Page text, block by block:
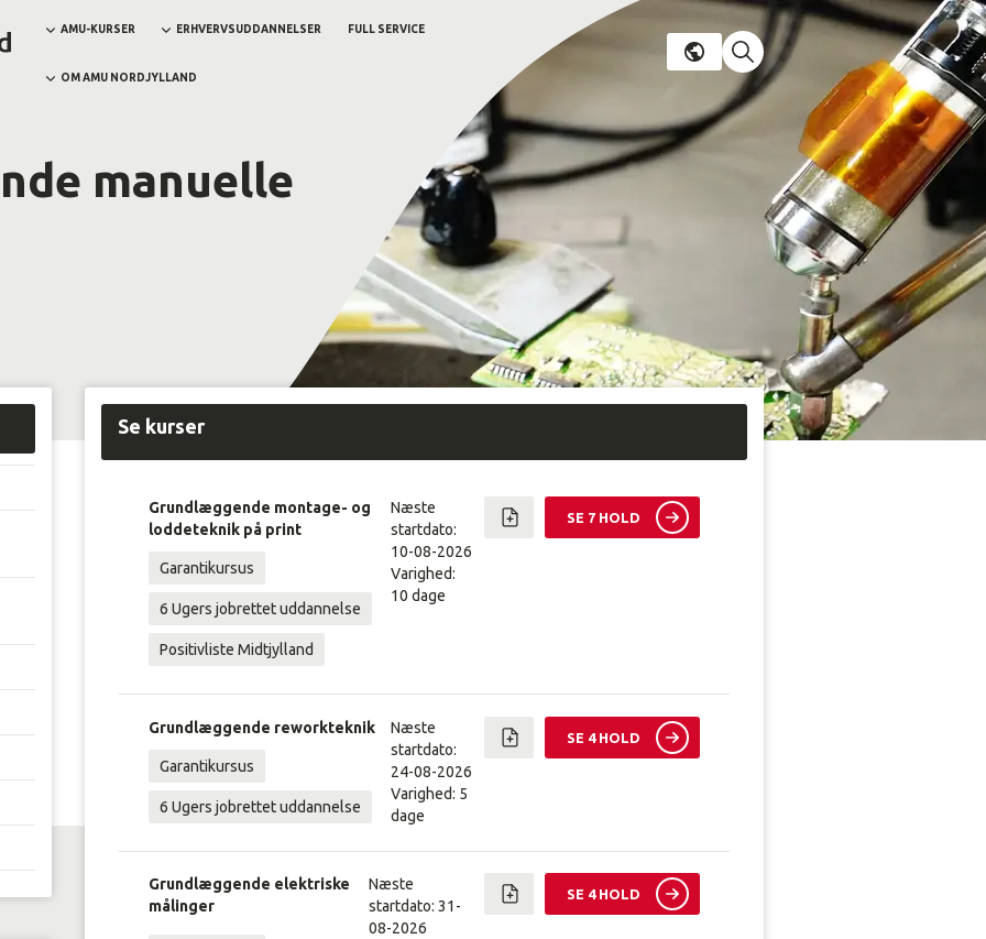
AMU-KURSER ERHVERVSUDDANNELSER FULL SERVICE
OM AMU NORDJYLLAND
manuelle
Se kurser
Grundlæggende montage- og
loddeteknik på print
Garantikursus
6 Ugers jobrettet uddannelse
Positivliste Midtjylland
SE 7 HOLD
Næste
startdato:
10-08-2026
Varighed:
10 dage
Grundlæggende reworkteknik
Garantikursus
6 Ugers jobrettet uddannelse
SE 4 HOLD
Næste
startdato:
24-08-2026
Varighed: 5
dage
Grundlæggende elektriske
målinger
SE 4 HOLD
Næste
startdato: 31-
08-2026